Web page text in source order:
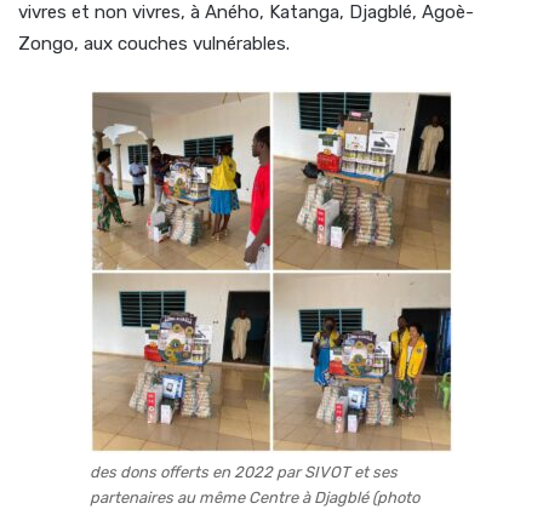
vivres et non vivres, à Aného, Katanga, Djagblé, Agoè-
Zongo, aux couches vulnérables.
des dons offerts en 2022 par SIVOT et ses
partenaires au même Centre à Djagblé (photo